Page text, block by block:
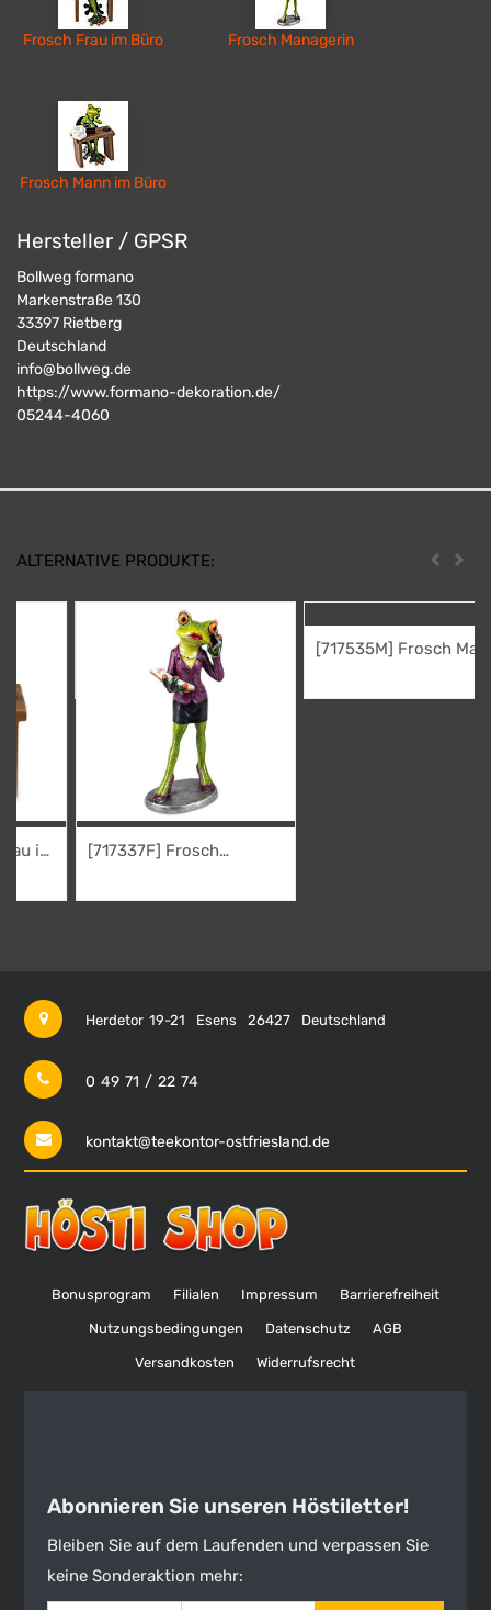
Frosch Frau im Büro Frosch Managerin
Frosch Mann im Büro
Hersteller / GPSR
Bollweg formano
Markenstraße 130
33397 Rietberg
Deutschland
info@bollweg.de
https://www.formano-dekoration.de/
05244-4060
ALTERNATIVE PRODUKTE: Zurück
[717337F] Frosch
[717535M] Frosch Mann
Herdetor 19-21 Esens 26427 Deutschland
0 49 71 / 22 74
kontakt@teekontor-ostfriesland.de
Bonusprogram Filialen Impressum Barrierefreiheit
Nutzungsbedingungen Datenschutz AGB
Versandkosten Widerrufsrecht
Abonnieren Sie unseren Höstiletter!
Bleiben Sie auf dem Laufenden und verpassen Sie
keine Sonderaktion mehr: